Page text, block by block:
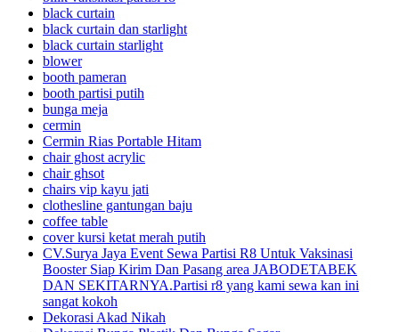
black curtain
black curtain dan starlight
black curtain starlight
blower
booth pameran
booth partisi putih
bunga meja
cermin
Cermin Rias Portable Hitam
chair ghost acrylic
chair ghsot
chairs vip kayu jati
clothesline gantungan baju
coffee table
cover kursi ketat merah putih
CV.Surya Jaya Event Sewa Partisi R8 Untuk Vaksinasi
Booster Siap Kirim Dan Pasang area JABODETABEK
DAN SEKITARNYA.Partisi r8 yang kami sewa kan ini
sangat kokoh
Dekorasi Akad Nikah